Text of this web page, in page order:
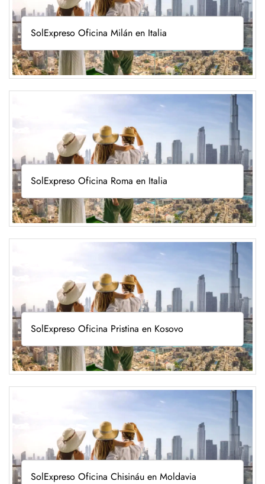
SolExpreso Oficina Milán en Italia
SolExpreso Oficina Roma en Italia
SolExpreso Oficina Pristina en Kosovo
SolExpreso Oficina Chisináu en Moldavia